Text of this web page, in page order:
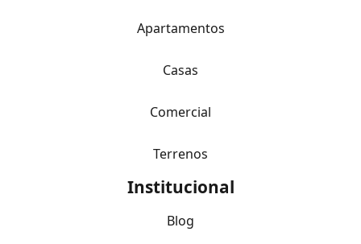
Apartamentos
Casas
Comercial
Terrenos
Institucional
Blog